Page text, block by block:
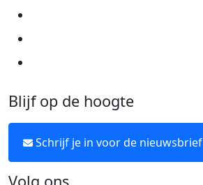
Blijf op de hoogte
Schrijf je in voor de nieuwsbrief